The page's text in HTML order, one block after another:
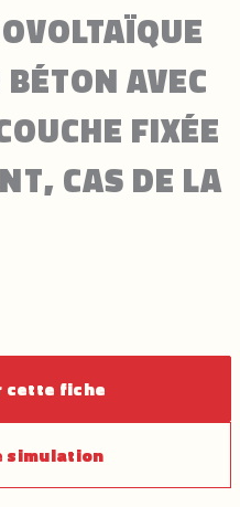
AVEC
FIXÉE
CAS DE LA
cette fiche
simulation